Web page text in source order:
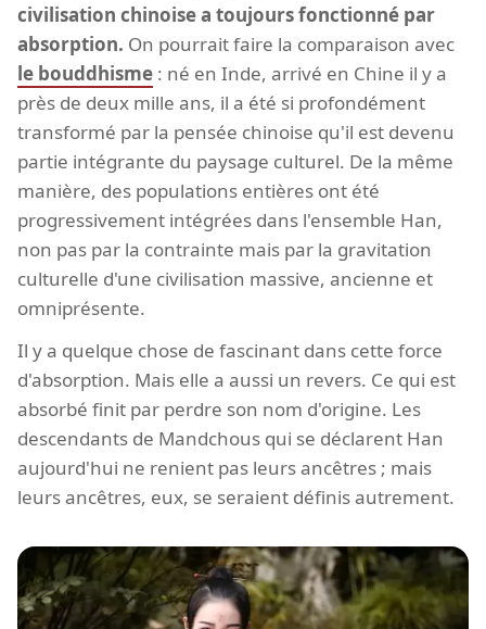
civilisation chinoise a toujours fonctionné par
absorption. On pourrait faire la comparaison avec
le bouddhisme : né en Inde, arrivé en Chine il y a
près de deux mille ans, il a été si profondément
transformé par la pensée chinoise qu'il est devenu
partie intégrante du paysage culturel. De la même
manière, des populations entières ont été
progressivement intégrées dans l'ensemble Han,
non pas par la contrainte mais par la gravitation
culturelle d'une civilisation massive, ancienne et
omniprésente.
Il y a quelque chose de fascinant dans cette force
d'absorption. Mais elle a aussi un revers. Ce qui est
absorbé finit par perdre son nom d'origine. Les
descendants de Mandchous qui se déclarent Han
aujourd'hui ne renient pas leurs ancêtres ; mais
leurs ancêtres, eux, se seraient définis autrement.